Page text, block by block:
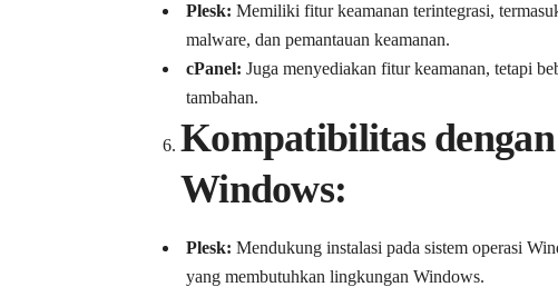
Plesk: Memiliki fitur keamanan terintegrasi,
malware, dan pemantauan keamanan.
cPanel: Juga menyediakan fitur keamanan, tetapi
tambahan.
Kompatibilitas
Windows:
Plesk: Mendukung instalasi pada sistem operasi
yang membutuhkan lingkungan Windows.